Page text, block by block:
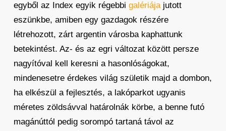
egyből az Index egyik régebbi galériájajutott
eszünkbe, amiben egy gazdagok részére
létrehozott, zárt argentin városba kaphattunk
betekintést. Az- és az egri változat között persze
nagyítóval kell keresni a hasonlóságokat,
mindenesetre érdekes világ születik majd a dombon,
ha elkészül a fejlesztés, a lakóparkot ugyanis
méretes zöldsávval határolnák körbe, a benne futó
magánúttól pedig sorompó tartaná távol az